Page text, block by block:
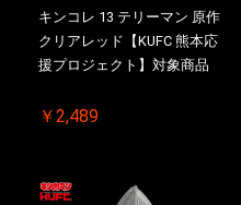
キンコレ 13 テリーマン 原作
クリアレッド【KUFC 熊本応
援プロジェクト】対象商品
￥2,489